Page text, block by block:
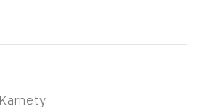
Karnety